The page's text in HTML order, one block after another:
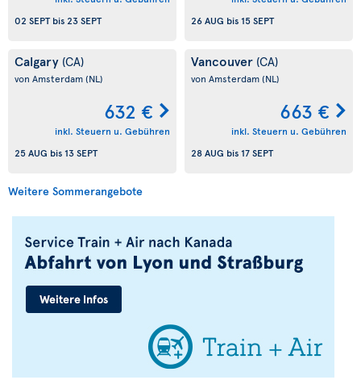
02 SEPTbis23 SEPT
26 AUG bis 15 SEPT
Calgary (CA)
von Amsterdam(NL)
632 €
inkl. Steuern u. Gebühren
25 AUG bis 13 SEPT
Vancouver (CA)
von Amsterdam(NL)
663 €
inkl. Steuern u. Gebühren
28 AUG bis 17 SEPT
Weitere Sommerangebote